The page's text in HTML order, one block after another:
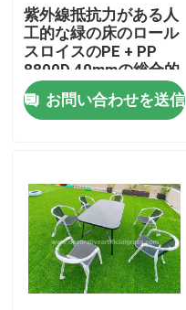
品質管理
お問い合わせ
ケース
引用を要求
紫外線抵抗力がある人
工的な緑の床のロール
スロイスのPE + PP
8800D 40mmの総合的
な草のカーペット
お問い合わせを送信